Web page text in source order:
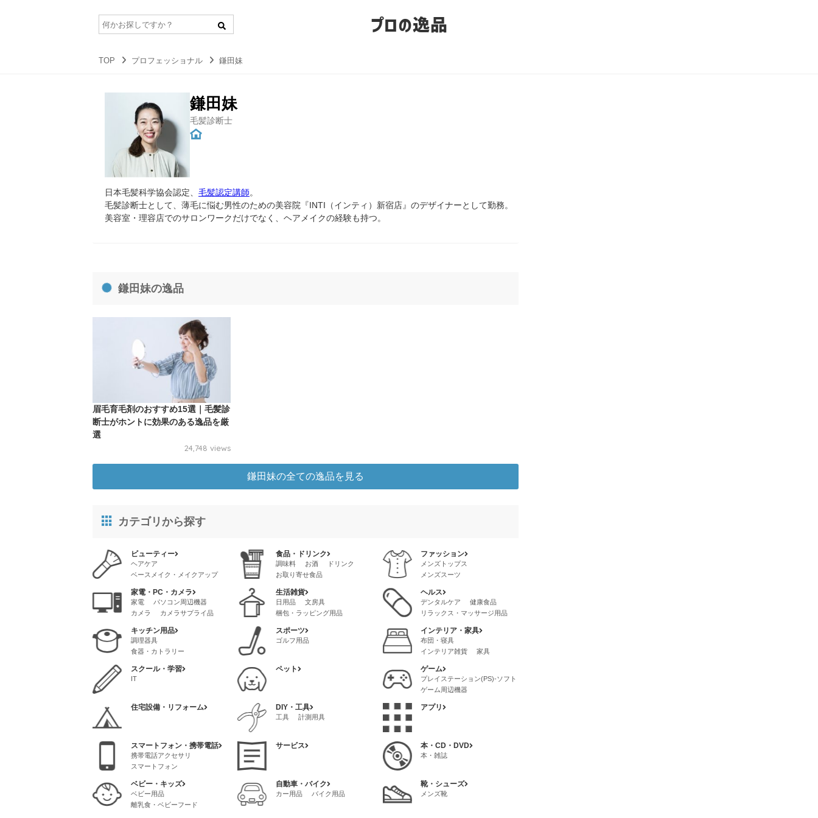
プロの逸品
TOP プロフェッショナル 鎌田妹
鎌田妹
毛髪診断士
日本毛髪科学協会認定、 毛髪認定講師。
毛髪診断士として、薄毛に悩む男性のための美容院『INTI（インティ）新宿店』のデザイナーとして勤務。
美容室・理容店でのサロンワークだけでなく、ヘアメイクの経験も持つ。
鎌田妹の逸品
眉毛育毛剤のおすすめ15選｜毛髪診
断士がホントに効果のある逸品を厳
選
24,748 views
鎌田妹の全ての逸品を見る
カテゴリから探す
ビューティー
ヘアケア
ベースメイク・メイクアップ
クリニック・サロン
メイク道具・ケアグッズ
香水・フレグランス
食品・ドリンク
調味料 お酒
ドリンク
お取り寄せ食品
茶葉・インスタントドリンク
冷凍食品・インスタント食品
菓子・スイーツ
ファッション
メンズトップス
メンズスーツ
メンズボトムス
メンズインナー
家電・PC・カメラ
家電
パソコン周辺機器
カメラ
カメラサプライ品
パソコンソフト
パソコンサプライ品
生活雑貨
日用品
文房具
梱包・ラッピング用品
ヘルス
デンタルケア
健康食品
リラックス・マッサージ用品
健康グッズ
キッチン用品
調理器具
食器・カトラリー
スポーツ
ゴルフ用品
インテリア・家具
布団・寝具
インテリア雑貨
家具
スクール・学習
IT
ペット ゲーム
プレイステーション(PS)-ソフト
ゲーム周辺機器
ゲームボーイ-アドバンス-ソフト
住宅設備・リフォーム DIY・工具
工具 計測用具
アプリ
スマートフォン・携帯電話
携帯電話アクセサリ
スマートフォン
サービス 本・CD・DVD
本・雑誌
ベビー・キッズ
ベビー用品
離乳食・ベビーフード
自動車・バイク
カー用品 バイク用品
靴・シューズ
メンズ靴